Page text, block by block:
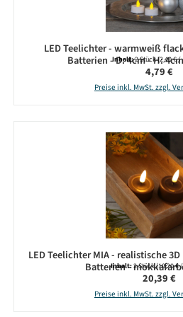
LED Teelichter - warmweiß
Batterien - D: 4cm - H:
Inhalt:2 Stück(2,40 € /
4,79 €
Preise inkl. MwSt. zzgl.
LED Teelichter MIA - realistische
Batterien -
Inhalt:2 Stück(10,20 €
Regulärer
20,39 €
Preise inkl. MwSt. zzgl.